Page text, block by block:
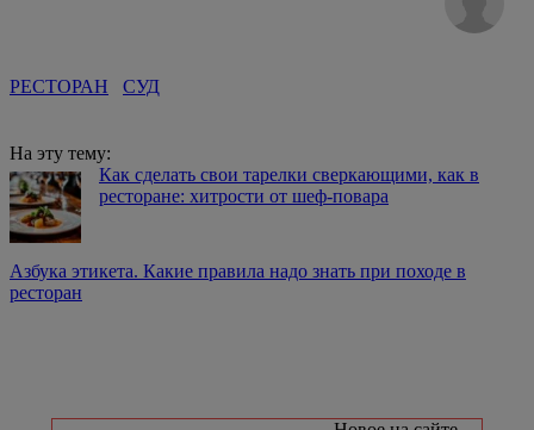
РЕСТОРАН СУД
На эту тему:
Как сделать свои тарелки сверкающими, как в
ресторане: хитрости от шеф-повара
Азбука этикета. Какие правила надо знать при походе в
ресторан